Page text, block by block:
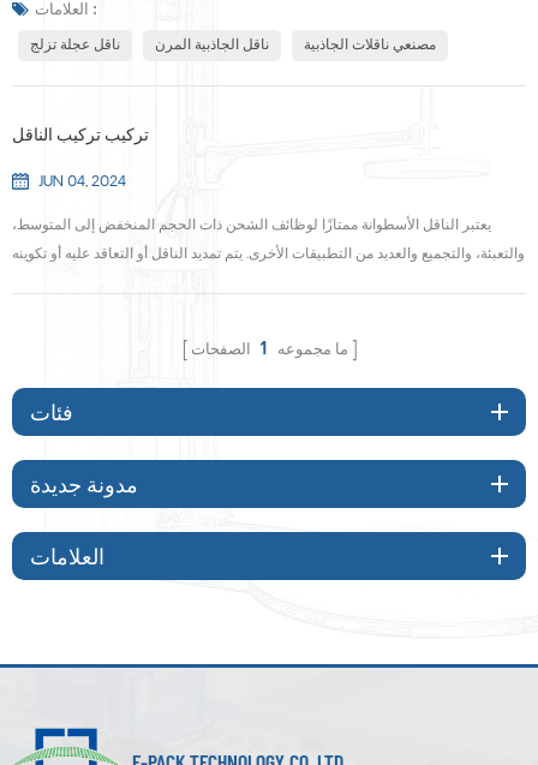
الثقيلة من نقطة إلى أخرى. سترى أنها تستخدم في أرصفة التحميل ، وفي ممرات
المخزون ، وفي العديد من الأماكن في معظم المستودعات والمنشآت الصناعية المُدارة
العلامات :
ناقل عجلة تزلج ناقل الجاذبية المرن مصنعي ناقلات الجاذبية
تركيب تركيب الناقل
JUN 04, 2024
يعتبر الناقل الأسطوانة ممتازًا لوظائف الشحن ذات الحجم المنخفض إلى المتوسط،
والتعبئة، والتجميع والعديد من التطبيقات الأخرى. يتم تمديد الناقل أو التعاقد عليه أو تكوينه
ما مجموعه 1 الصفحات
فئات
مدونة جديدة
العلامات